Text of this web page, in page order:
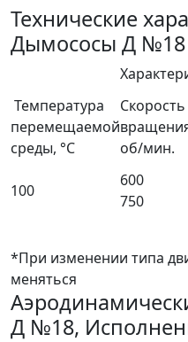
Технические
Дымососы Д №18
Температура
перемещаемой
среды, °С
Скорость
об/мин.
100
600
750
*При изменении типа
меняться
Д №18,